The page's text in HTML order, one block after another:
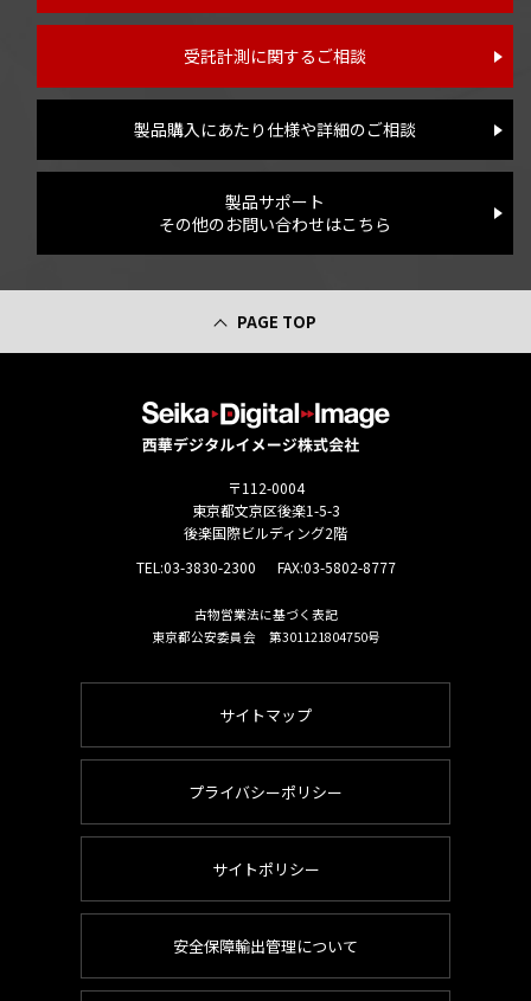
受託計測に関するご相談
製品購入にあたり仕様や詳細のご相談
製品サポート
その他のお問い合わせはこちら
PAGE TOP
〒112-0004
東京都文京区後楽1-5-3
後楽国際ビルディング2階
TEL:03-3830-2300 FAX:03-5802-8777
古物営業法に基づく表記
東京都公安委員会 第301121804750号
サイトマップ
プライバシーポリシー
サイトポリシー
安全保障輸出管理について